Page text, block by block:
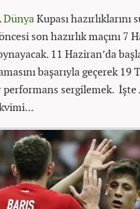
DünyaKupası
son hazırlık maçını 7
11 Haziran’da
başarıyla geçerek
sergilemek. İşte